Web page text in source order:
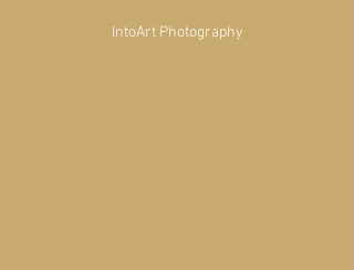
IntoArt Photography